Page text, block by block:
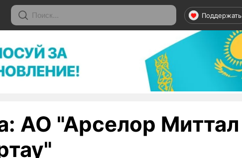
Поддержать
АО "Арселор Миттал